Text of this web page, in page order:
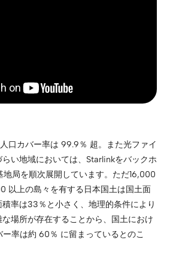
口カバー率は 99.9％ 超。また光ファイ
い地域においては、Starlinkをバックホ
地局を順次展開しています。ただ16,000
以上の島々を有する日本国土は国土面
率は33％と小さく、地理的条件により
場所が存在することから、国土におけ
率は約 60％ に留まっているとのこ